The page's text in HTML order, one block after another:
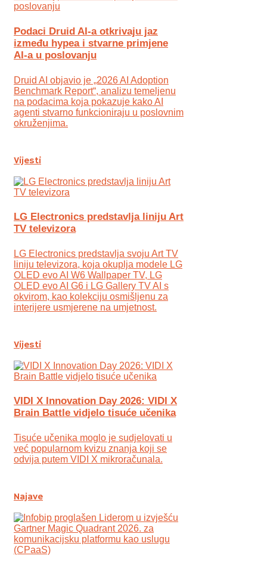
Podaci Druid AI-a otkrivaju jaz
između hypea i stvarne primjene
AI-a u poslovanju
Druid AI objavio je „2026 AI Adoption
Benchmark Report“, analizu temeljenu
na podacima koja pokazuje kako AI
agenti stvarno funkcioniraju u poslovnim
okruženjima.
Vijesti
LG Electronics predstavlja liniju Art
TV televizora
LG Electronics predstavlja svoju Art TV
liniju televizora, koja okuplja modele LG
OLED evo AI W6 Wallpaper TV, LG
OLED evo AI G6 i LG Gallery TV AI s
okvirom, kao kolekciju osmišljenu za
interijere usmjerene na umjetnost.
Vijesti
VIDI X Innovation Day 2026: VIDI X
Brain Battle vidjelo tisuće učenika
Tisuće učenika moglo je sudjelovati u
već popularnom kvizu znanja koji se
odvija putem VIDI X mikroračunala.
Najave